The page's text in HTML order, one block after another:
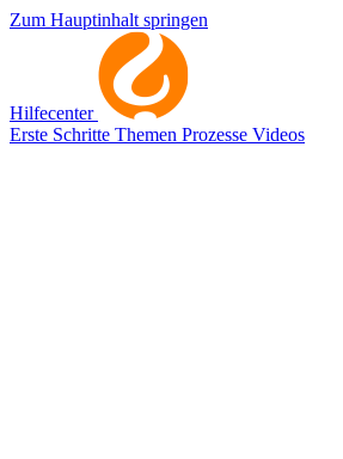
Zum Hauptinhalt springen
Hilfecenter
Erste Schritte Themen Prozesse Videos